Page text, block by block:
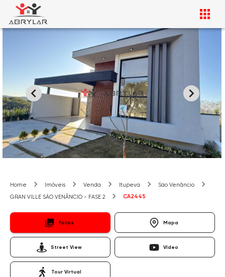
Home Imóveis Venda Itupeva
São Venâncio
GRAN VILLE SÃO VENÂNCIO - FASE 2
CA2445
Fotos Mapa
Street View Vídeo
Tour Virtual